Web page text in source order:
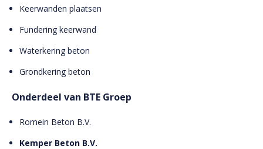
Keerwanden plaatsen
Fundering keerwand
Waterkering beton
Grondkering beton
Onderdeel van BTE Groep
Romein Beton B.V.
Kemper Beton B.V.